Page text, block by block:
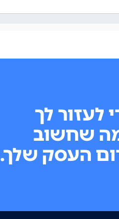
לעזור לך
שחשוב
העסק שלך.